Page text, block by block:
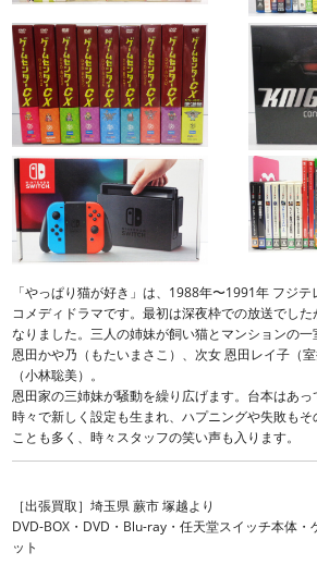
「やっぱり猫が好き」は、1988年〜1991年 フジ
コメディドラマです。最初は深夜枠での放送でし
なりました。三人の姉妹が飼い猫とマンションの
恩田かや乃（もたいまさこ）、次女 恩田レイ子（
（小林聡美）。
恩田家の三姉妹が騒動を繰り広げます。台本はあ
時々で新しく設定も生まれ、ハプニングや失敗も
ことも多く、時々スタッフの笑い声も入ります。
［出張買取］埼玉県 蕨市 塚越より
DVD-BOX・DVD・Blu-ray・任天堂スイッチ本体・
ット